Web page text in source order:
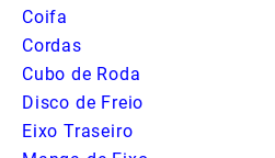
Coifa
Cordas
Cubo de Roda
Disco de Freio
Eixo Traseiro